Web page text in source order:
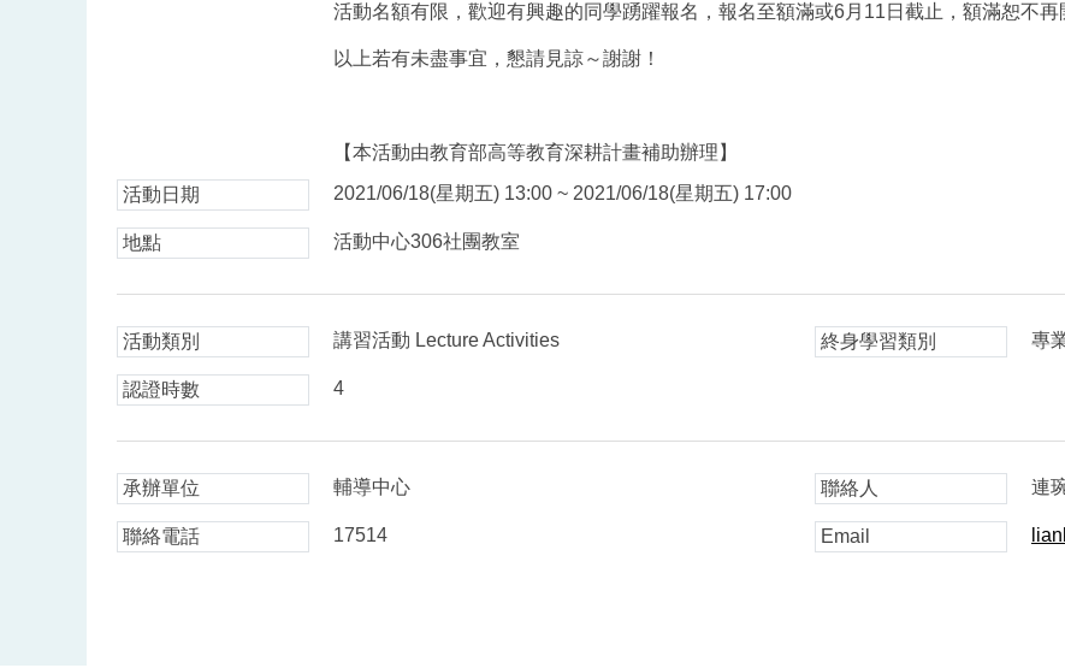
活動名額有限，歡迎有興趣的同學踴躍報名，報名至額滿或6月11日截止，額滿恕不再
以上若有未盡事宜，懇請見諒～謝謝！
【本活動由教育部高等教育深耕計畫補助辦理】
活動日期 2021/06/18(星期五) 13:00 ~ 2021/06/18(星期五) 17:00
地點 活動中心306社團教室
活動類別 講習活動 Lecture Activities 終身學習類別 專
認證時數 4
承辦單位 輔導中心 聯絡人 連
聯絡電話 17514 Email